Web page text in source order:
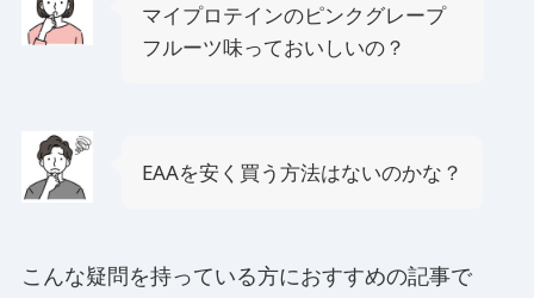
マイプロテインのピンクグレープ
フルーツ味っておいしいの？
EAAを安く買う方法はないのかな？
こんな疑問を持っている方におすすめの記事で